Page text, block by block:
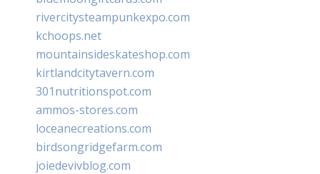
rivercitysteampunkexpo.com
kchoops.net
mountainsideskateshop.com
kirtlandcitytavern.com
301nutritionspot.com
ammos-stores.com
loceanecreations.com
birdsongridgefarm.com
joiedevivblog.com